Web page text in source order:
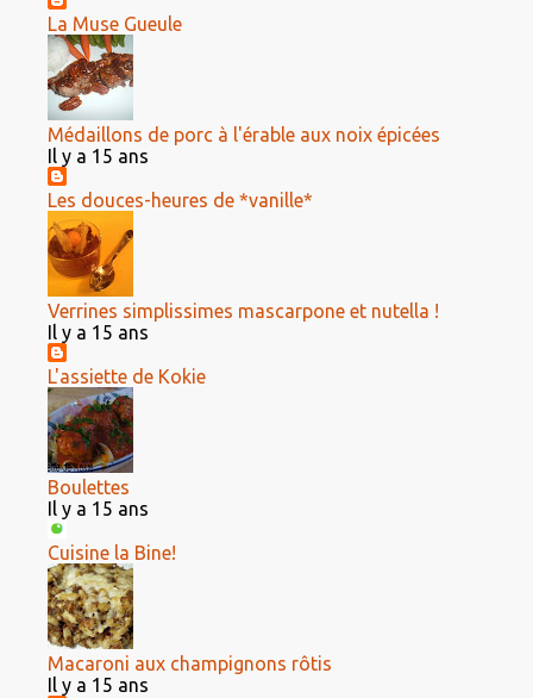
La Muse Gueule
Médaillons de porc à l'érable aux noix épicées
Il y a 15 ans
Les douces-heures de *vanille*
Verrines simplissimes mascarpone et nutella !
Il y a 15 ans
L'assiette de Kokie
Boulettes
Il y a 15 ans
Cuisine la Bine!
Macaroni aux champignons rôtis
Il y a 15 ans